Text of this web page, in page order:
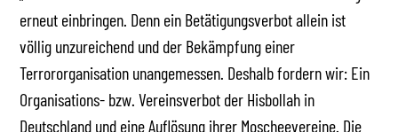
erneut einbringen. Denn ein Betätigungsverbot allein ist
völlig unzureichend und der Bekämpfung einer
Terrororganisation unangemessen. Deshalb fordern wir: Ein
Organisations- bzw. Vereinsverbot der Hisbollah in
Deutschland und eine Auflösung ihrer Moscheevereine. Die